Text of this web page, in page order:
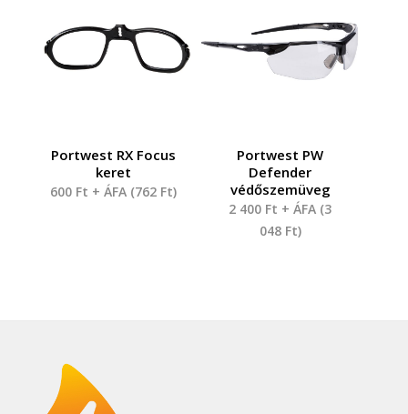
Portwest RX Focus
keret
600 Ft + ÁFA (762 Ft)
Portwest PW
Defender
védőszemüveg
2 400 Ft + ÁFA (3
048 Ft)